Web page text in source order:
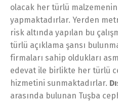
olacak her türlü
yapmaktadırlar. Yerden
risk altında yapılan bu
türlü açıklama şansı
firmaları sahip oldukları
edevat ile birlikte her türlü
hizmetini sunmaktadırlar.
arasında bulunan Tuşba